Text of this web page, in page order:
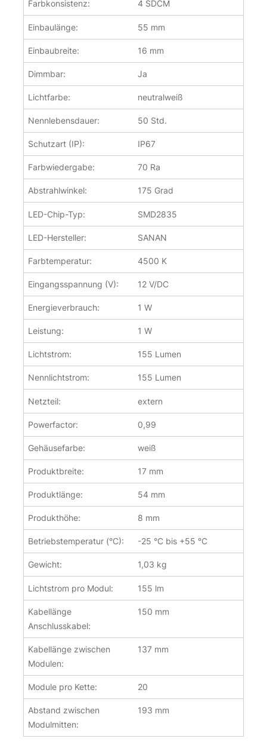
Farbkonsistenz: 4 SDCM
Einbaulänge: 55 mm
Einbaubreite: 16 mm
Dimmbar: Ja
Lichtfarbe: neutralweiß
Nennlebensdauer: 50 Std.
Schutzart (IP): IP67
Farbwiedergabe: 70 Ra
Abstrahlwinkel: 175 Grad
LED-Chip-Typ: SMD2835
LED-Hersteller: SANAN
Farbtemperatur: 4500 K
Eingangsspannung (V): 12 V/DC
Energieverbrauch: 1 W
Leistung: 1 W
Lichtstrom: 155 Lumen
Nennlichtstrom: 155 Lumen
Netzteil: extern
Powerfactor: 0,99
Gehäusefarbe: weiß
Produktbreite: 17 mm
Produktlänge: 54 mm
Produkthöhe: 8 mm
Betriebstemperatur (°C): -25 °C bis +55 °C
Gewicht: 1,03 kg
Lichtstrom pro Modul: 155 lm
Kabellänge
Anschlusskabel:
150 mm
Kabellänge zwischen
Modulen:
137 mm
Module pro Kette: 20
Abstand zwischen
Modulmitten:
193 mm